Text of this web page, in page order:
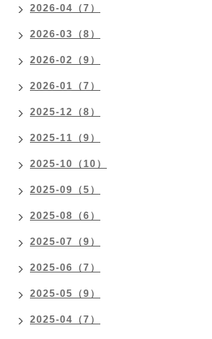
2026-04（7）
2026-03（8）
2026-02（9）
2026-01（7）
2025-12（8）
2025-11（9）
2025-10（10）
2025-09（5）
2025-08（6）
2025-07（9）
2025-06（7）
2025-05（9）
2025-04（7）